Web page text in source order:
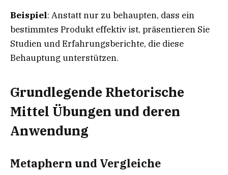
Beispiel: Anstatt nur zu behaupten, dass ein
bestimmtes Produkt effektiv ist, präsentieren Sie
Studien und Erfahrungsberichte, die diese
Behauptung unterstützen.
Grundlegende Rhetorische
Mittel Übungen und deren
Anwendung
Metaphern und Vergleiche